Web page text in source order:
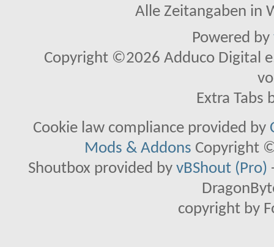
Alle Zeitangaben in
Powered by
Copyright ©2026 Adduco Digital
Extra Tabs
Cookie law compliance provided by
Mods & Addons Copyright
Shoutbox provided by vBShout (Pro)
copyright by